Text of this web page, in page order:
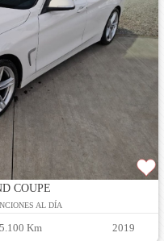
COUPE
AL DÍA
Km 2019